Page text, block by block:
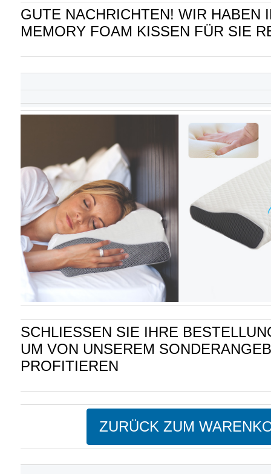
GUTE NACHRICHTEN! WIR HABEN
MEMORY FOAM KISSEN FÜR SIE
SCHLIESSEN SIE IHRE
UM VON UNSEREM
PROFITIEREN
ZURÜCK ZUM